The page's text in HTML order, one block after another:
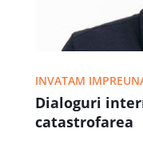
INVATAM
Dialoguri
catastrofarea